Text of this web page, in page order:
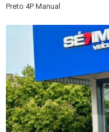
Preto 4P Manual